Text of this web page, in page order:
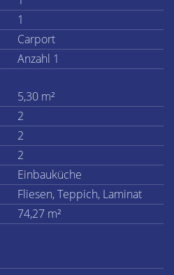
1
Carport
Anzahl 1
5,30 m²
2
2
2
Einbauküche
Fliesen, Teppich, Laminat
74,27 m²